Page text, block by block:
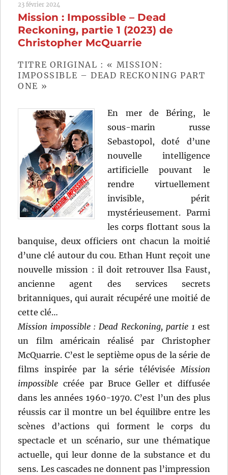
(2022)
de
23 février 2024
Mission : Impossible – Dead
Reckoning, partie 1 (2023) de
Christopher McQuarrie
TITRE ORIGINAL : « MISSION:
IMPOSSIBLE – DEAD RECKONING PART
ONE »
En mer de Béring, le
sous-marin russe
Sebastopol, doté d’une
nouvelle intelligence
artificielle pouvant le
rendre virtuellement
invisible, périt
mystérieusement. Parmi
les corps flottant sous la
banquise, deux officiers ont chacun la moitié
d’une clé autour du cou. Ethan Hunt reçoit une
nouvelle mission : il doit retrouver Ilsa Faust,
ancienne agent des services secrets
britanniques, qui aurait récupéré une moitié de
cette clé…
Mission impossible : Dead Reckoning, partie 1 est
un film américain réalisé par Christopher
McQuarrie. C’est le septième opus de la série de
films inspirée par la série téléviséeMission
impossible créée par Bruce Geller et diffusée
dans les années 1960-1970. C’est l’un des plus
réussis car il montre un bel équilibre entre les
scènes d’actions qui forment le corps du
spectacle et un scénario, sur une thématique
actuelle, qui leur donne de la substance et du
sens. Les cascades ne donnent pas l’impression